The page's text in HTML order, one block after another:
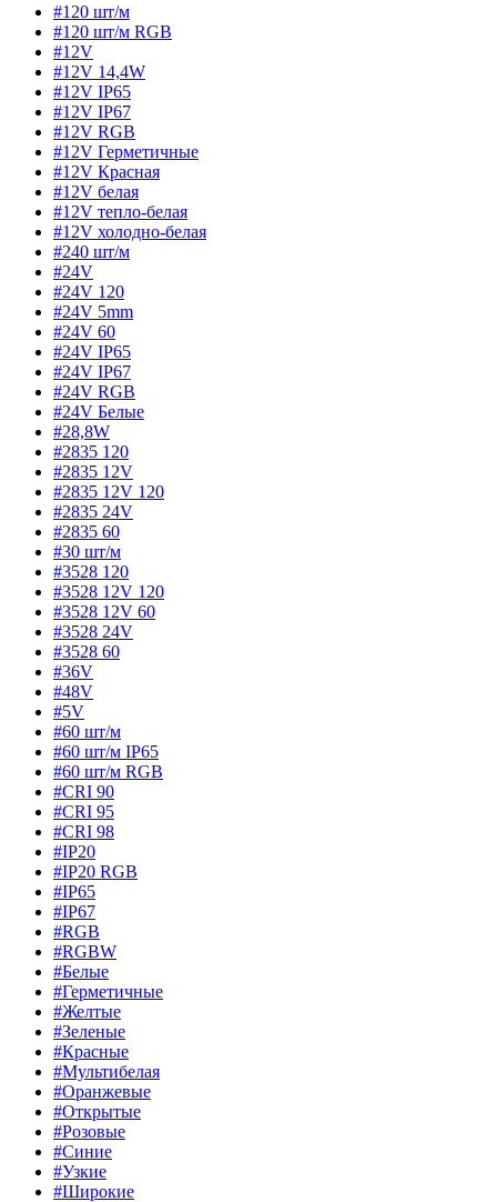
#120 шт/м
#120 шт/м RGB
#12V
#12V 14,4W
#12V IP65
#12V IP67
#12V RGB
#12V Герметичные
#12V Красная
#12V белая
#12V тепло-белая
#12V холодно-белая
#240 шт/м
#24V
#24V 120
#24V 5mm
#24V 60
#24V IP65
#24V IP67
#24V RGB
#24V Белые
#28,8W
#2835 120
#2835 12V
#2835 12V 120
#2835 24V
#2835 60
#30 шт/м
#3528 120
#3528 12V 120
#3528 12V 60
#3528 24V
#3528 60
#36V
#48V
#5V
#60 шт/м
#60 шт/м IP65
#60 шт/м RGB
#CRI 90
#CRI 95
#CRI 98
#IP20
#IP20 RGB
#IP65
#IP67
#RGB
#RGBW
#Белые
#Герметичные
#Желтые
#Зеленые
#Красные
#Мультибелая
#Оранжевые
#Открытые
#Розовые
#Синие
#Узкие
#Широкие